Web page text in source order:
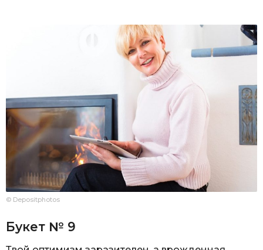
© Depositphotos
Букет № 9